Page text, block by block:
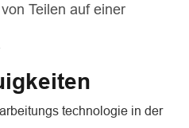
Teilen auf einer
technologie in der